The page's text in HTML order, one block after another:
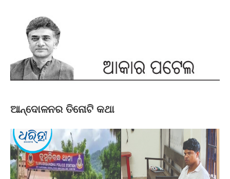
ଆନ୍ଦୋଳନର ତିନୋଟି କଥା